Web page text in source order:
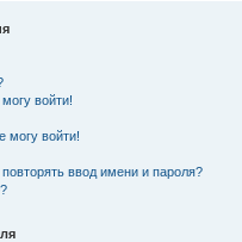
войти!
могу войти!
ввод имени и пароля?